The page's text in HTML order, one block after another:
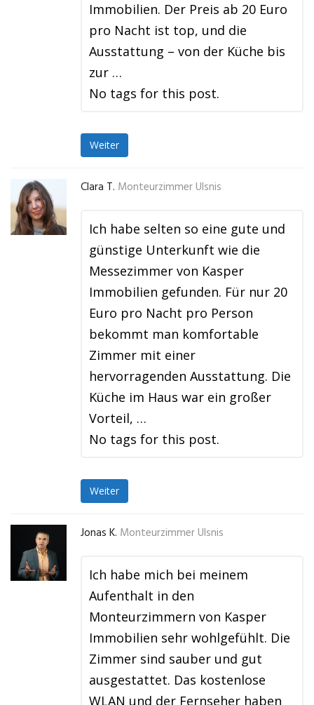
Immobilien. Der Preis ab 20 Euro
pro Nacht ist top, und die
Ausstattung – von der Küche bis
zur …
No tags for this post.
Weiter
Clara T. Monteurzimmer Ulsnis
Ich habe selten so eine gute und
günstige Unterkunft wie die
Messezimmer von Kasper
Immobilien gefunden. Für nur 20
Euro pro Nacht pro Person
bekommt man komfortable
Zimmer mit einer
hervorragenden Ausstattung. Die
Küche im Haus war ein großer
Vorteil, …
No tags for this post.
Weiter
Jonas K. Monteurzimmer Ulsnis
Ich habe mich bei meinem
Aufenthalt in den
Monteurzimmern von Kasper
Immobilien sehr wohlgefühlt. Die
Zimmer sind sauber und gut
ausgestattet. Das kostenlose
WLAN und der Fernseher haben